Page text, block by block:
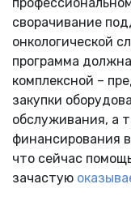
сворачивание
онкологической
программа
комплексной –
закупки
обслуживания, а
финансирования
что сейчас
зачастую